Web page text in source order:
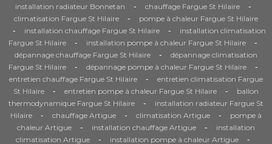
installation radiateur Bonnetan - chauffage Fargue St Hilaire -
climatisation Fargue St Hilaire - pompe à chaleur Fargue St Hilaire
- installation chauffage Fargue St Hilaire -
installation climatisation
Fargue St Hilaire
- installation pompe à chaleur Fargue St Hilaire -
dépannage chauffage Fargue St Hilaire -
dépannage climatisation
Fargue St Hilaire
- dépannage pompe à chaleur Fargue St Hilaire -
entretien chauffage Fargue St Hilaire -
entretien climatisation Fargue
St Hilaire
- entretien pompe à chaleur Fargue St Hilaire -
ballon
thermodynamique Fargue St Hilaire
-
installation radiateur Fargue St
Hilaire
- chauffage Artigue - climatisation Artigue -
pompe à
chaleur Artigue
- installation chauffage Artigue -
installation
climatisation Artigue
- installation pompe à chaleur Artigue -